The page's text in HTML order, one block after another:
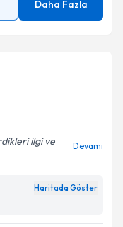
Daha Fazla
ilgi ve
Devamı
Haritada Göster